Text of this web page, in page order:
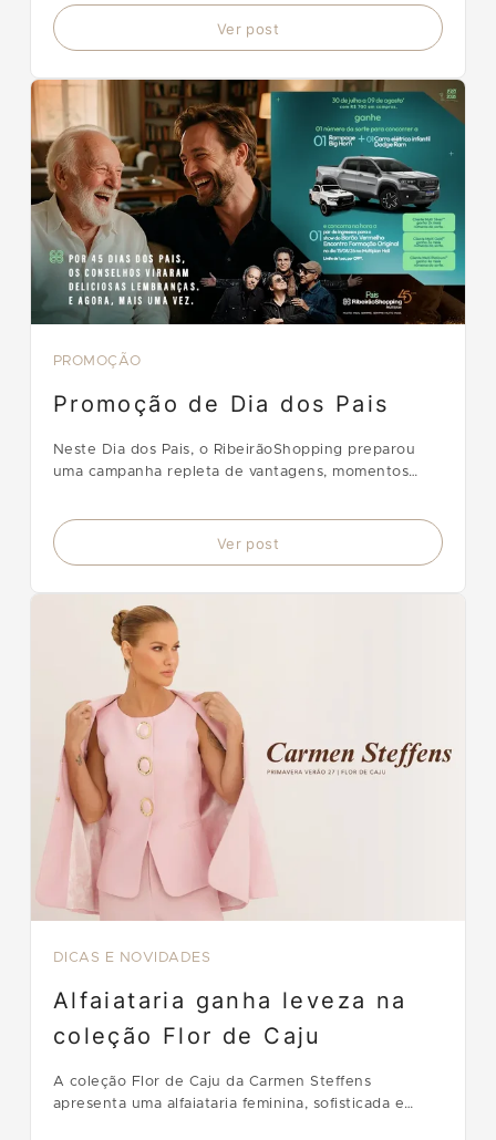
Ver post
PROMOÇÃO
Promoção de Dia dos Pais
Neste Dia dos Pais, o RibeirãoShopping preparou
uma campanha repleta de vantagens, momentos
prêmios.
Ver post
DICAS E NOVIDADES
Alfaiataria ganha leveza na
coleção Flor de Caju
A coleção Flor de Caju da Carmen Steffens
apresenta uma alfaiataria feminina, sofisticada e